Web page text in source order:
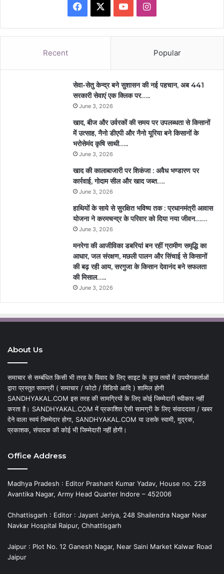
Facebook YouTubeInstagram
Recent Popular
सेवा-सेतु केन्द्र बने सुशासन की नई पहचान, अब 441
सरकारी सेवाएं एक क्लिक पर…..
June 3, 2026
खाद, बीज और उर्वरकों की समय पर उपलब्धता से किसानों
में उत्साह, नैनो डीएपी और नैनो यूरिया बने किसानों के
भरोसेमंद कृषि साथी…..
June 3, 2026
खाद की कालाबाजारी पर शिकंजा : अवैध भण्डारण पर
कार्रवाई, गोदाम सील और खाद जब्त….
June 3, 2026
हाथियों के साये से सुरक्षित भविष्य तक : प्रधानमंत्री आवास
योजना ने करमचन्द्र के परिवार को दिया नया जीवन……
June 3, 2026
मनरेगा की आजीविका डबरियां बन रहीं ग्रामीण समृद्धि का
आधार, जल संरक्षण, मछली पालन और सिंचाई से किसानों
की बढ़ रही आय, सरगुजा के किसान देवानंद बने सफलता
की मिसाल…..
June 3, 2026
About Us
समाचार से सम्बंधित किसी भी तरह के विवाद के लिए साइट के कुछ तत्वों में उपयोगकर्ताओं
द्वारा प्रस्तुत सामग्री ( समाचार / फोटो / विडियो आदि ) शामिल होगी
SANDHYAKAL.COM इस तरह की सामग्रियों के लिए कोई जिम्मेदारी स्वीकार नहीं
करता है। SANDHYAKAL.COM में प्रकाशित ऐसी सामग्री के लिए संवाददाता / खबर
देने वाला स्वयं जिम्मेदार होगा, SANDHYAKAL.COM या उसके स्वामी, मुद्रक,
प्रकाशक, संपादक की कोई भी जिम्मेदारी नहीं होगी।
Office Address
Madhya Pradesh : Editor Prashant Kumar Yadav, House no. 228
Avantika Nagar, Army Head Quarter Indore – 452006
Chhattisgarh : Editor : Jayant Jeriya, 248 Shailendra Nagar Near
Navkar Hospital Raipur, Chhattisgarh
Jaipur : Plot No. 12 Ganesh Nagar, Near Saini Market Kalwar Road
Jaipur